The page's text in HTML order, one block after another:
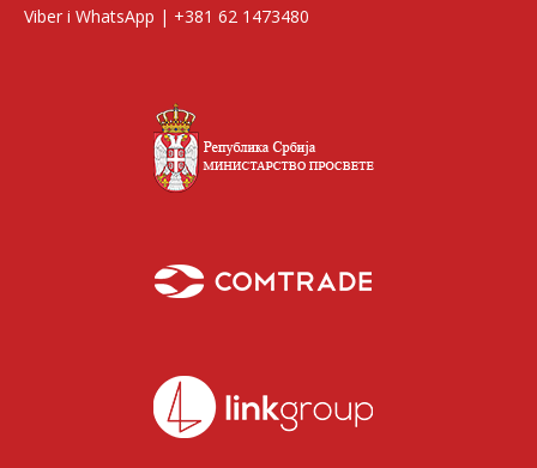
Viber i WhatsApp | +381 62 1473480